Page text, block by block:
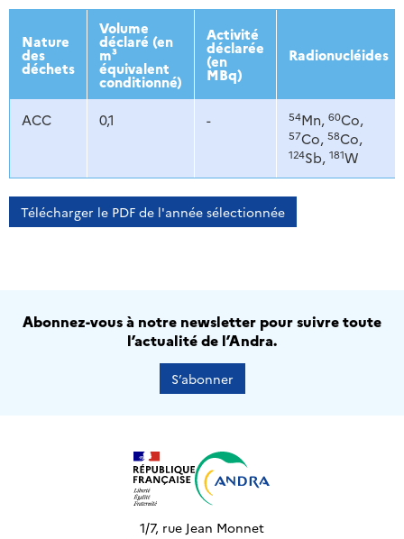
2013 2014 2015 2016
Nature
des
déchets
Volume
déclaré (en
m³
équivalent
conditionné)
Activité
déclarée
(en
MBq)
Radionucléides
ACC 0,1 - 54Mn, 60Co,
57Co, 58Co,
124Sb, 181W
Télécharger le PDF de l'année sélectionnée
Abonnez-vous à notre newsletter pour suivre toute
l’actualité de l’Andra.
S’abonner
1/7, rue Jean Monnet